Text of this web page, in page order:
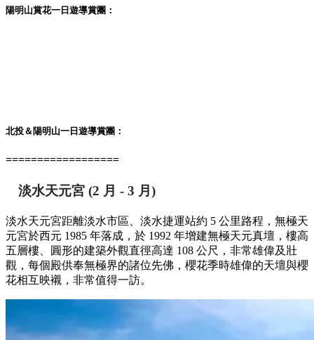
陽明山賞花一日遊導賞團：
北投＆陽明山一日遊導賞團：
==================
淡水天元宮 (2 月 - 3 月)
淡水天元宮距離淡水市區、淡水捷運站約 5 公里路程，無極天
元宮於西元 1985 年落成，於 1992 年增建無極天元真壇，樓高
五層樓、圓形的建築外觀直徑高達 108 公尺，非常雄偉及壯
觀，每個殿供奉無極界的諸位先佛，櫻花季時雄偉的天壇與櫻
花相互映襯，非常值得一訪。